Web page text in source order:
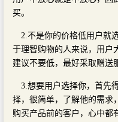
买。
2.不是你的价格低用户就
于理智购物的人来说，用户
建议不要低，最好采取赠送
3.想要用户选择你，首先
择，很简单，了解他的需求
购买产品前的客户，心中都